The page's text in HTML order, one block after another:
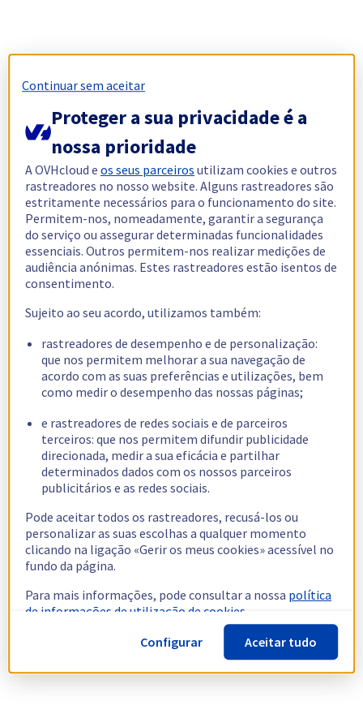
Continuar sem aceitar
Proteger a sua privacidade é a
nossa prioridade
A OVHcloud eos seus parceiros utilizam cookies e outros
rastreadores no nosso website. Alguns rastreadores são
estritamente necessários para o funcionamento do site.
Permitem-nos, nomeadamente, garantir a segurança
do serviço ou assegurar determinadas funcionalidades
essenciais. Outros permitem-nos realizar medições de
audiência anónimas. Estes rastreadores estão isentos de
consentimento.
Sujeito ao seu acordo, utilizamos também:
rastreadores de desempenho e de personalização:
que nos permitem melhorar a sua navegação de
acordo com as suas preferências e utilizações, bem
como medir o desempenho das nossas páginas;
e rastreadores de redes sociais e de parceiros
terceiros: que nos permitem difundir publicidade
direcionada, medir a sua eficácia e partilhar
determinados dados com os nossos parceiros
publicitários e as redes sociais.
Pode aceitar todos os rastreadores, recusá-los ou
personalizar as suas escolhas a qualquer momento
clicando na ligação «Gerir os meus cookies» acessível no
fundo da página.
Para mais informações, pode consultar a nossa política
de informações de utilização de cookies.
Configurar
Aceitar tudo